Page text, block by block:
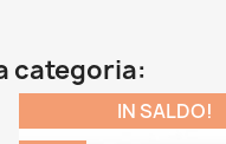
categoria:
IN SALDO!